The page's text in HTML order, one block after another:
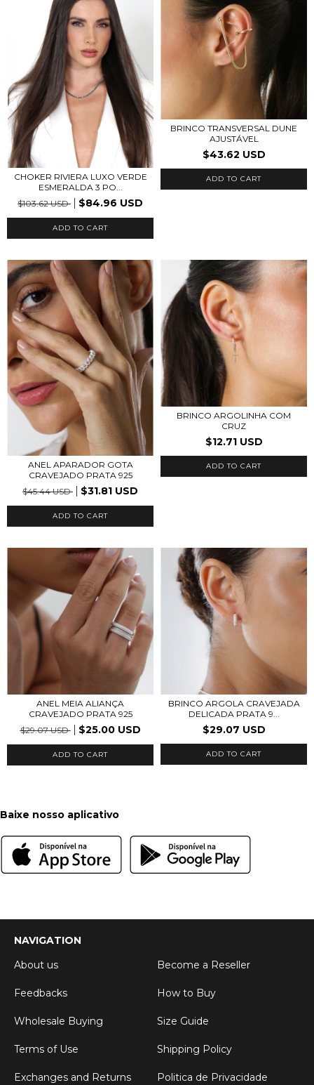
CHOKER RIVIERA LUXO VERDE
ESMERALDA 3 PO...
$103.62 USD
$84.96 USD
BRINCO TRANSVERSAL DUNE
AJUSTÁVEL
$43.62 USD
ANEL APARADOR GOTA
CRAVEJADO PRATA 925
$45.44 USD
$31.81 USD
ADD TO CART
BRINCO ARGOLINHA COM
CRUZ
$12.71 USD
ANEL MEIA ALIANÇA
CRAVEJADO PRATA 925
$29.07 USD
$25.00 USD
ADD TO CART
BRINCO ARGOLA CRAVEJADA
DELICADA PRATA 9...
$29.07 USD
Baixe nosso aplicativo
NAVIGATION
About us
Become a Reseller
Feedbacks How to Buy
Wholesale Buying Size Guide
Terms of Use Shipping Policy
Exchanges and Returns Politica de Privacidade